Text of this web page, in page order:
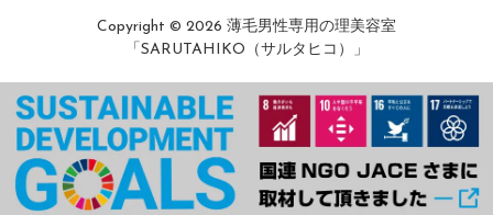
Copyright © 2026 薄毛男性専用の理美容室
「SARUTAHIKO（サルタヒコ）」